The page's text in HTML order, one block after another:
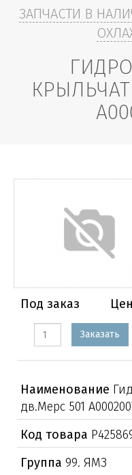
ЗАПЧАСТИ В
Под заказ
Заказать
Наименование
дв.Мерс 501
Код товара
Группа 99. ЯМЗ